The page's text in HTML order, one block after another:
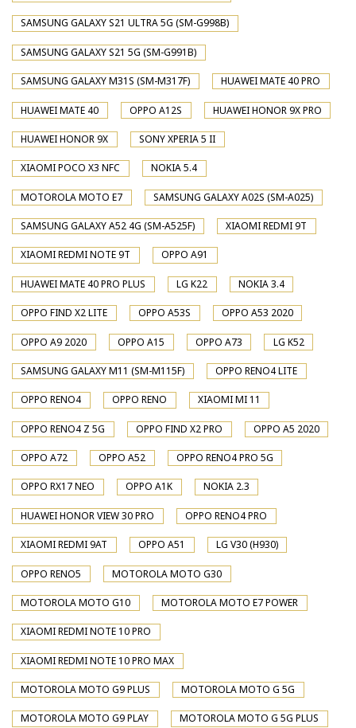
SAMSUNG GALAXY S21 ULTRA 5G (SM-G998B)
SAMSUNG GALAXY S21 5G (SM-G991B)
SAMSUNG GALAXY M31S (SM-M317F) HUAWEI MATE 40 PRO
HUAWEI MATE 40 OPPO A12S HUAWEI HONOR 9X PRO
HUAWEI HONOR 9X SONY XPERIA 5 II
XIAOMI POCO X3 NFC NOKIA 5.4
MOTOROLA MOTO E7 SAMSUNG GALAXY A02S (SM-A025)
SAMSUNG GALAXY A52 4G (SM-A525F) XIAOMI REDMI 9T
XIAOMI REDMI NOTE 9T OPPO A91
HUAWEI MATE 40 PRO PLUS LG K22 NOKIA 3.4
OPPO FIND X2 LITE OPPO A53S OPPO A53 2020
OPPO A9 2020 OPPO A15 OPPO A73 LG K52
SAMSUNG GALAXY M11 (SM-M115F) OPPO RENO4 LITE
OPPO RENO4 OPPO RENO XIAOMI MI 11
OPPO RENO4 Z 5G OPPO FIND X2 PRO OPPO A5 2020
OPPO A72 OPPO A52 OPPO RENO4 PRO 5G
OPPO RX17 NEO OPPO A1K NOKIA 2.3
HUAWEI HONOR VIEW 30 PRO OPPO RENO4 PRO
XIAOMI REDMI 9AT OPPO A51 LG V30 (H930)
OPPO RENO5 MOTOROLA MOTO G30
MOTOROLA MOTO G10 MOTOROLA MOTO E7 POWER
XIAOMI REDMI NOTE 10 PRO
XIAOMI REDMI NOTE 10 PRO MAX
MOTOROLA MOTO G9 PLUS MOTOROLA MOTO G 5G
MOTOROLA MOTO G9 PLAY MOTOROLA MOTO G 5G PLUS